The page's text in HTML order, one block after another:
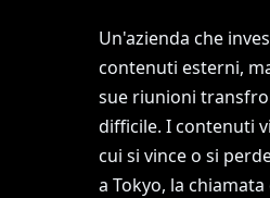
Un'azienda che
contenuti esterni,
sue riunioni
difficile. I contenuti
cui si vince o si
a Tokyo, la